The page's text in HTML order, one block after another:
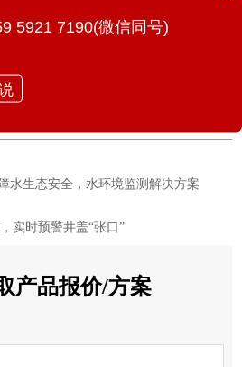
使他们能够在灾害发生前或发生时
水生态安全，水环境监测解决方案
实时预警井盖“张口”
产品报价/方案
5921 7190(微信同号)